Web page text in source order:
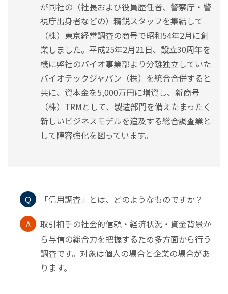
が同社の（社長および役員歴任者、警察庁・警
視庁出身者などの）精鋭スタッフを集結して
（株）東京経営調査の商号で昭和54年2月に創
業しました。平成25年2月21日、設立30周年を
機に弊社のバイオ事業部より分離独立していた
バイオテックジャパン（株）を統合合併すると
共に、資本金を5,000万円に増資し、新商号
（株）TRMとして、製造部門を備えたまったく
新しいビジネスモデルを追及する総合調査業と
して陣容強化を図っています。
Q
「信用調査」とは、どのようなものですか？
A
取引相手の社会的信頼・経済状況・資金背景か
ら与信の総合力を把握するため多方面から行う
調査です。対象は個人の場合と企業の場合があ
ります。